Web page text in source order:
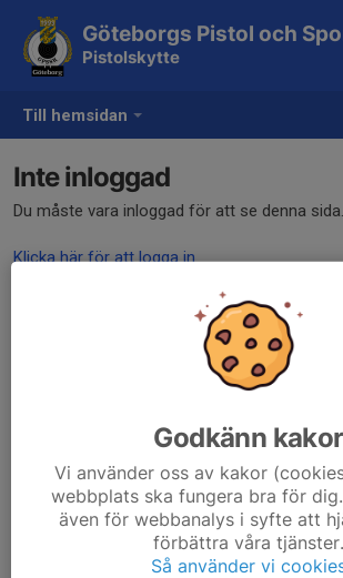
Till hemsidan
Pistolskytte
Inte inloggad
Du måste vara inloggad för att se denna sida.
Klicka här för att logga in
Godkänn kakor
Vi använder oss av kakor
webbplats ska fungera bra för
även för webbanalys i syfte att
förbättra våra tjänster.
Så använder vi